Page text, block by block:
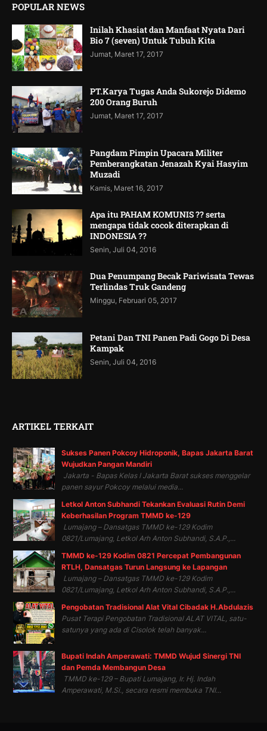
POPULAR NEWS
Inilah Khasiat dan Manfaat Nyata Dari
Bio 7 (seven) Untuk Tubuh Kita
Jumat, Maret 17, 2017
PT.Karya Tugas Anda Sukorejo Didemo
200 Orang Buruh
Jumat, Maret 17, 2017
Pangdam Pimpin Upacara Militer
Pemberangkatan Jenazah Kyai Hasyim
Muzadi
Kamis, Maret 16, 2017
Apa itu PAHAM KOMUNIS ?? serta
mengapa tidak cocok diterapkan di
INDONESIA ??
Senin, Juli 04, 2016
Dua Penumpang Becak Pariwisata Tewas
Terlindas Truk Gandeng
Minggu, Februari 05, 2017
Petani Dan TNI Panen Padi Gogo Di Desa
Kampak
Senin, Juli 04, 2016
ARTIKEL TERKAIT
Sukses Panen Pokcoy Hidroponik, Bapas Jakarta Barat
Wujudkan Pangan Mandiri
Jakarta - Bapas Kelas I Jakarta Barat sukses menggelar
panen sayur Pokcoy melalui media...
Letkol Anton Subhandi Tekankan Evaluasi Rutin Demi
Keberhasilan Program TMMD ke-129
Lumajang – Dansatgas TMMD ke-129 Kodim
0821/Lumajang, Letkol Arh Anton Subhandi, S.A.P.,...
TMMD ke-129 Kodim 0821 Percepat Pembangunan
RTLH, Dansatgas Turun Langsung ke Lapangan
Lumajang – Dansatgas TMMD ke-129 Kodim
0821/Lumajang, Letkol Arh Anton Subhandi, S.A.P.,...
Pengobatan Tradisional Alat Vital Cibadak H.Abdulazis
Pusat Terapi Pengobatan Tradisional ALAT VITAL, satu-
satunya yang ada di Cisolok telah banyak...
Bupati Indah Amperawati: TMMD Wujud Sinergi TNI
dan Pemda Membangun Desa
TMMD ke-129 – Bupati Lumajang, Ir. Hj. Indah
Amperawati, M.Si., secara resmi membuka TNI...